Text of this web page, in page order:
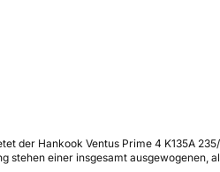
der Hankook Ventus Prime 4 K135A
stehen einer insgesamt ausgewogenen,